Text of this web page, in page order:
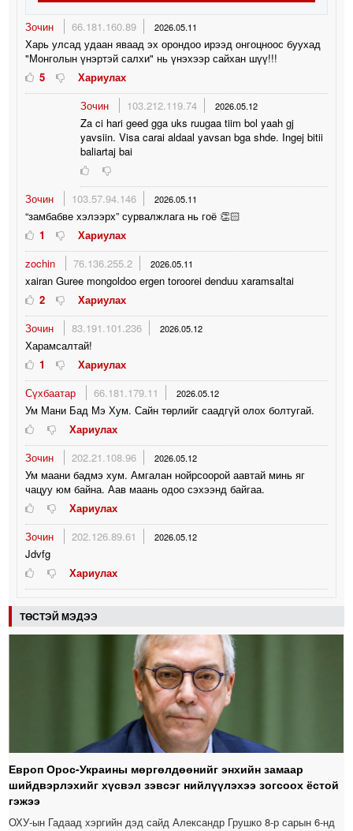
Зочин 66.181.160.89 2026.05.11
Харь улсад удаан яваад эх орондоо ирээд онгоцноос буухад
"Монголын үнэртэй салхи" нь үнэхээр сайхан шүү!!!
5
Хариулах
Зочин
103.212.119.74 2026.05.12
Za ci hari geed gga uks ruugaa tiim bol yaah gj
yavsiin. Visa carai aldaal yavsan bga shde. Ingej bitii
baliartaj bai
Зочин 103.57.94.146 2026.05.11
“замбабве хэлээрх” сурвалжлага нь гоё 👏🏻
1
Хариулах
zochin
76.136.255.2 2026.05.11
xairan Guree mongoldoo ergen toroorei denduu xaramsaltai
2
Хариулах
Зочин
83.191.101.236 2026.05.12
Харамсалтай!
1
Хариулах
Сүхбаатар
66.181.179.11 2026.05.12
Ум Мани Бад Мэ Хум. Сайн төрлийг саадгүй олох болтугай.
Хариулах
Зочин
202.21.108.96 2026.05.12
Ум маани бадмэ хум. Амгалан нойрсоорой аавтай минь яг
чацуу юм байна. Аав маань одоо сэхээнд байгаа.
Хариулах
Зочин
202.126.89.61 2026.05.12
Jdvfg
Хариулах
ТӨСТЭЙ МЭДЭЭ
Европ Орос-Украины мөргөлдөөнийг энхийн замаар
шийдвэрлэхийг хүсвэл зэвсэг нийлүүлэхээ зогсоох ёстой
гэжээ
ОХУ-ын Гадаад хэргийн дэд сайд Александр Грушко 8-р сарын 6-нд